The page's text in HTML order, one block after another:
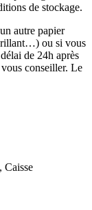
de stockage.
autre papier
ou si vous
de 24h après
conseiller. Le
Caisse